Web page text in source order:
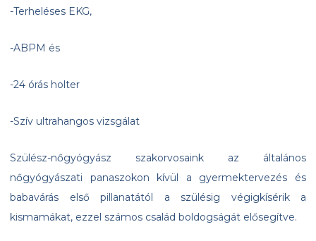
-Terheléses EKG,
-ABPM és
-24 órás holter
-Szív ultrahangos vizsgálat
Szülész-nőgyógyász szakorvosaink az általános
nőgyógyászati panaszokon kívül a gyermektervezés és
babavárás első pillanatától a szülésig végigkísérik a
kismamákat, ezzel számos család boldogságát elősegítve.